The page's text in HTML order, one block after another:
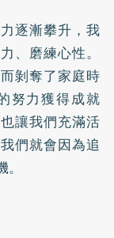
逐漸攀升，我
、磨練心性。
剝奪了家庭時
努力獲得成就
讓我們充滿活
們就會因為追